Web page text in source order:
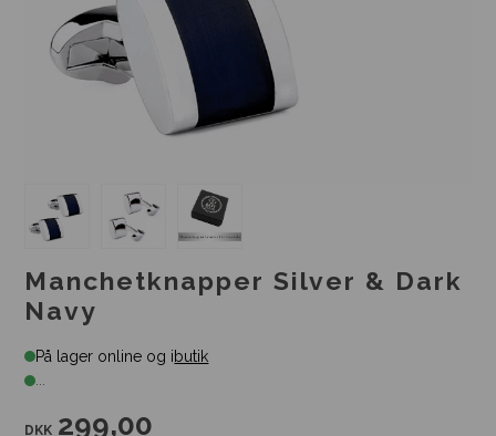
Manchetknapper Silver & Dark
Navy
På lager online og ibutik
...
DKK 299,00